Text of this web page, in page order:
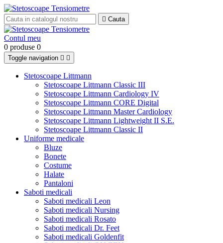
 Cauta
Contul meu
0 produse 0
Toggle navigation  
Stetoscoape Littmann
Stetoscoape Littmann Classic III
Stetoscoape Littmann Cardiology IV
Stetoscoape Littmann CORE Digital
Stetoscoape Littmann Master Cardiology
Stetoscoape Littmann Lightweight II S.E.
Stetoscoape Littmann Classic II
Uniforme medicale
Bluze
Bonete
Costume
Halate
Pantaloni
Saboti medicali
Saboti medicali Leon
Saboti medicali Nursing
Saboti medicali Rosato
Saboti medicali Dr. Feet
Saboti medicali Goldenfit